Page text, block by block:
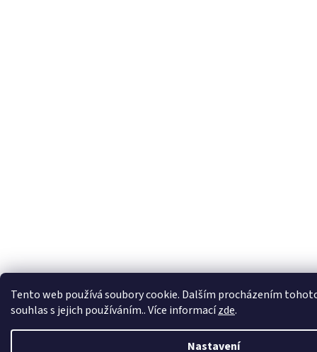
Tento web používá soubory cookie. Dalším procházením
souhlas s jejich používáním.. Více informacízde.
Nastavení